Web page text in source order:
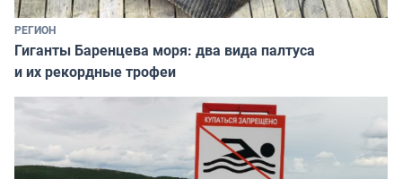
РЕГИОН
Гиганты Баренцева моря: два вида палтуса
и их рекордные трофеи